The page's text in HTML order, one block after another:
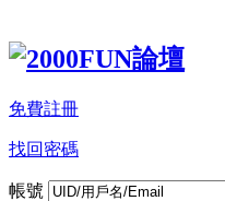
免費註冊
找回密碼
帳號